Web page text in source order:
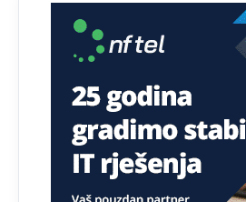
dok si ziv gaji tri stvari
prijateljstvo!!
Анонимно2806721
791 BiH nije priznala Kosovo kao
genocidna tvorevina pravi smetnju
davnopriznala.Nasvakom
uvoznik za Kosovo
Анонимно2806721
12:45